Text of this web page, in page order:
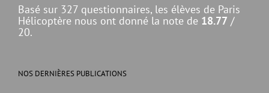
Basé sur 327 questionnaires, les élèves de Paris
Hélicoptère nous ont donné la note de 18.77 /
20.
NOS DERNIÈRES PUBLICATIONS